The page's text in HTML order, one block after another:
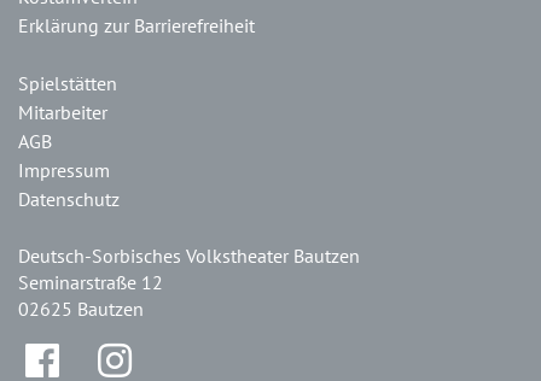
Erklärung zur Barrierefreiheit
Spielstätten
Mitarbeiter
AGB
Impressum
Datenschutz
Deutsch-Sorbisches Volkstheater Bautzen
Seminarstraße 12
02625 Bautzen